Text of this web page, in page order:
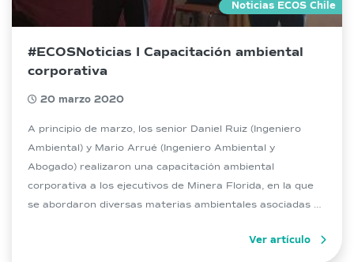
Noticias ECOS Chile
#ECOSNoticias I Capacitación ambiental
corporativa
20 marzo 2020
A principio de marzo, los senior Daniel Ruiz (Ingeniero
Ambiental) y Mario Arrué (Ingeniero Ambiental y
Abogado) realizaron una capacitación ambiental
corporativa a los ejecutivos de Minera Florida, en la que
se abordaron diversas materias ambientales asociadas a
como la normativa de carácter ambiental, rol de […]
Ver artículo